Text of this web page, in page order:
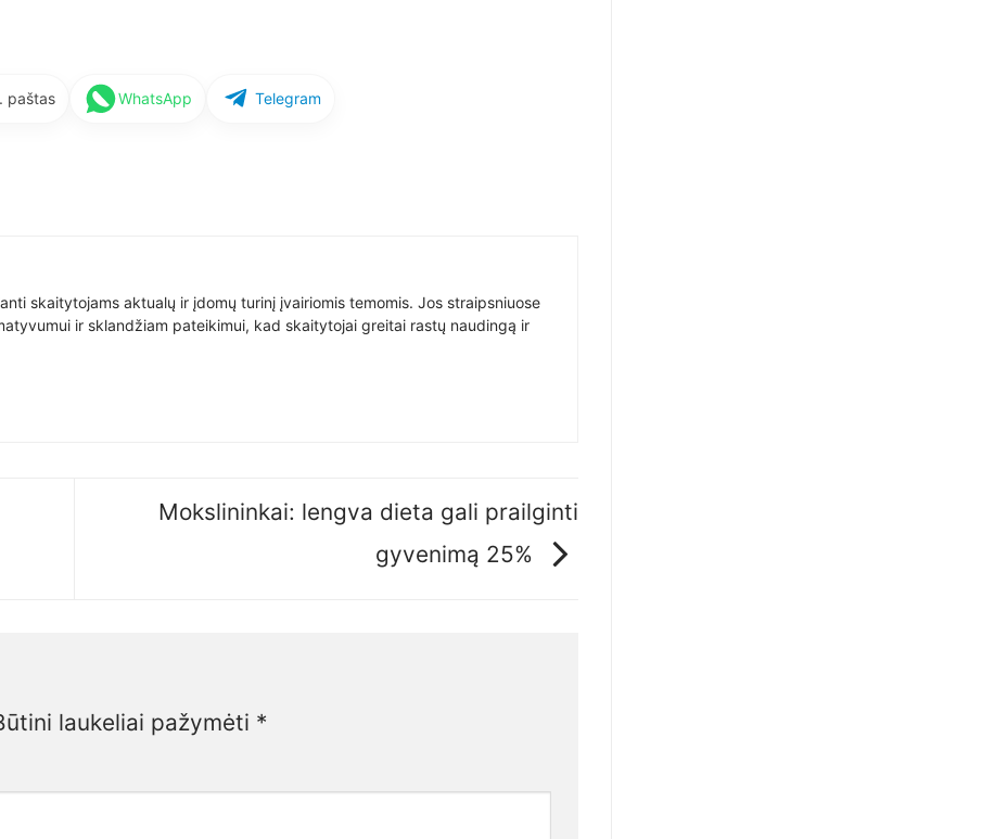
paštas WhatsApp Telegram
skaitytojams aktualų ir įdomų turinį įvairiomis temomis. Jos straipsniuose
ir sklandžiam pateikimui, kad skaitytojai greitai rastų naudingą ir
Mokslininkai: lengva dieta gali prailginti
gyvenimą 25%
laukeliai pažymėti *